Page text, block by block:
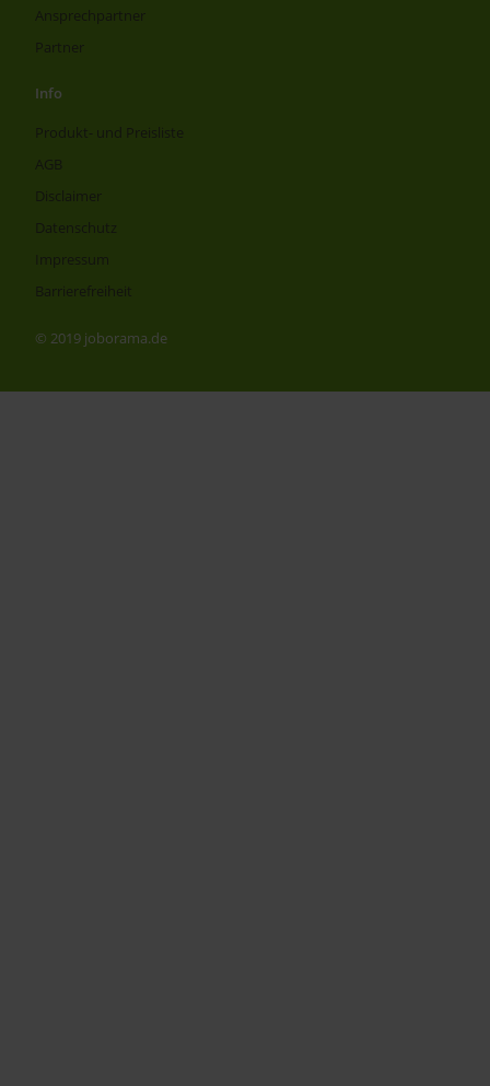
Ansprechpartner
Partner
Info
Produkt- und Preisliste
AGB
Disclaimer
Datenschutz
Impressum
Barrierefreiheit
© 2019 joborama.de